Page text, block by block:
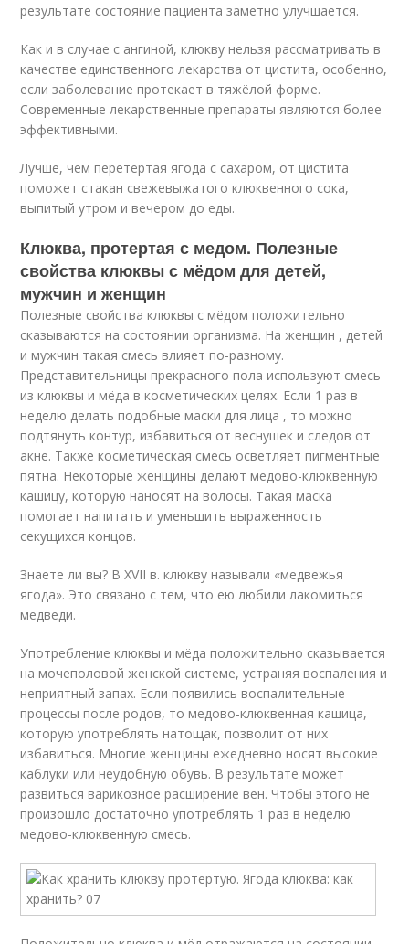
результате состояние пациента заметно улучшается.
Как и в случае с ангиной, клюкву нельзя рассматривать в
качестве единственного лекарства от цистита, особенно,
если заболевание протекает в тяжёлой форме.
Современные лекарственные препараты являются более
эффективными.
Лучше, чем перетёртая ягода с сахаром, от цистита
поможет стакан свежевыжатого клюквенного сока,
выпитый утром и вечером до еды.
Клюква, протертая с медом. Полезные
свойства клюквы с мёдом для детей,
мужчин и женщин
Полезные свойства клюквы с мёдом положительно
сказываются на состоянии организма. На женщин , детей
и мужчин такая смесь влияет по-разному.
Представительницы прекрасного пола используют смесь
из клюквы и мёда в косметических целях. Если 1 раз в
неделю делать подобные маски для лица , то можно
подтянуть контур, избавиться от веснушек и следов от
акне. Также косметическая смесь осветляет пигментные
пятна. Некоторые женщины делают медово-клюквенную
кашицу, которую наносят на волосы. Такая маска
помогает напитать и уменьшить выраженность
секущихся концов.
Знаете ли вы? В XVII в. клюкву называли «медвежья
ягода». Это связано с тем, что ею любили лакомиться
медведи.
Употребление клюквы и мёда положительно сказывается
на мочеполовой женской системе, устраняя воспаления и
неприятный запах. Если появились воспалительные
процессы после родов, то медово-клюквенная кашица,
которую употреблять натощак, позволит от них
избавиться. Многие женщины ежедневно носят высокие
каблуки или неудобную обувь. В результате может
развиться варикозное расширение вен. Чтобы этого не
произошло достаточно употреблять 1 раз в неделю
медово-клюквенную смесь.